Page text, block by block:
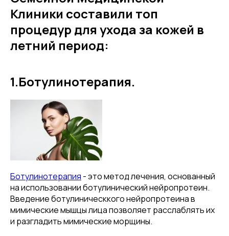
Клиники составили топ
процедур для ухода за кожей в
летний период:
1.Ботулинотерапия.
Ботулинотерапия - это метод лечения, основанный
на использовании ботулинический нейропротеин.
Введение ботулиническкого нейропротеина в
мимические мышцы лица позволяет расслаблять их
и разгладить мимические морщины.